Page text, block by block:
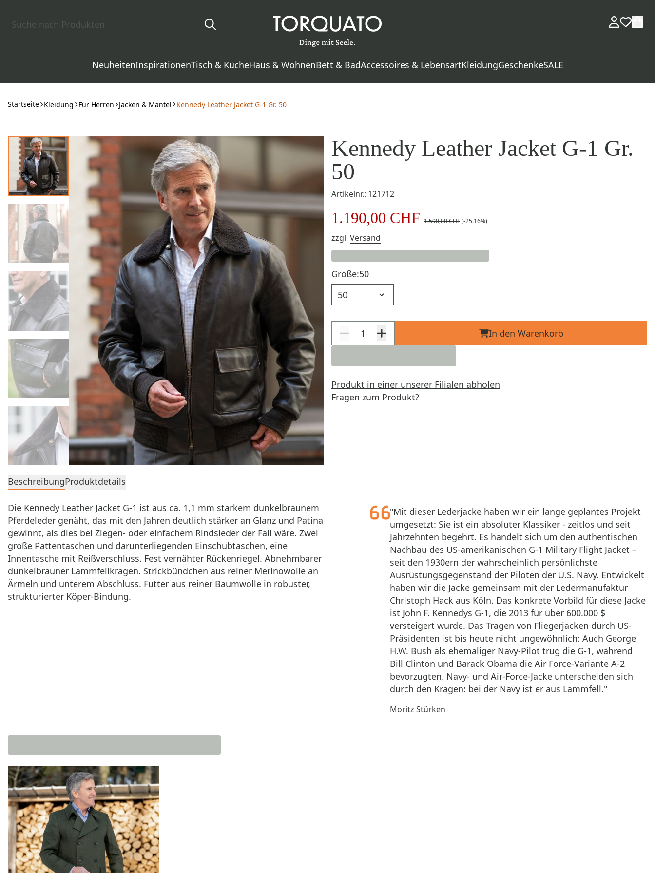
NeuheitenInspirationenTisch & KücheHaus & WohnenBett & BadAccessoires & LebensartKleidungGeschenkeSALE
Startseite Kleidung Für Herren Jacken & Mäntel Kennedy Leather Jacket G-1 Gr. 50
Kennedy Leather Jacket G-1 Gr.
50
Artikelnr.: 121712
1.190,00 CHF 1.590,00 CHF(-25.16%)
zzgl. Versand
Größe:50
In den Warenkorb
Produkt in einer unserer Filialen abholen
Fragen zum Produkt?
BeschreibungProduktdetails
Die Kennedy Leather Jacket G-1 ist aus ca. 1,1 mm starkem dunkelbraunem
Pferdeleder genäht, das mit den Jahren deutlich stärker an Glanz und Patina
gewinnt, als dies bei Ziegen- oder einfachem Rindsleder der Fall wäre. Zwei
große Pattentaschen und darunterliegenden Einschubtaschen, eine
Innentasche mit Reißverschluss. Fest vernähter Rückenriegel. Abnehmbarer
dunkelbrauner Lammfellkragen. Strickbündchen aus reiner Merinowolle an
Ärmeln und unterem Abschluss. Futter aus reiner Baumwolle in robuster,
strukturierter Köper-Bindung.
"Mit dieser Lederjacke haben wir ein lange geplantes Projekt
umgesetzt: Sie ist ein absoluter Klassiker - zeitlos und seit
Jahrzehnten begehrt. Es handelt sich um den authentischen
Nachbau des US-amerikanischen G-1 Military Flight Jacket –
seit den 1930ern der wahrscheinlich persönlichste
Ausrüstungsgegenstand der Piloten der U.S. Navy. Entwickelt
haben wir die Jacke gemeinsam mit der Ledermanufaktur
Christoph Hack aus Köln. Das konkrete Vorbild für diese Jacke
ist John F. Kennedys G-1, die 2013 für über 600.000 $
versteigert wurde. Das Tragen von Fliegerjacken durch US-
Präsidenten ist bis heute nicht ungewöhnlich: Auch George
H.W. Bush als ehemaliger Navy-Pilot trug die G-1, während
Bill Clinton und Barack Obama die Air Force-Variante A-2
bevorzugten. Navy- und Air-Force-Jacke unterscheiden sich
durch den Kragen: bei der Navy ist er aus Lammfell."
Moritz Stürken